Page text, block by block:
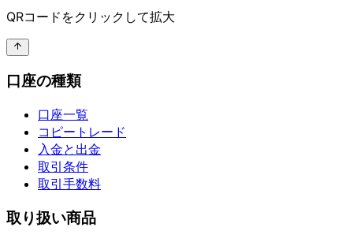
QRコードをクリックして拡大
口座の種類
口座一覧
コピートレード
入金と出金
取引条件
取引手数料
取り扱い商品